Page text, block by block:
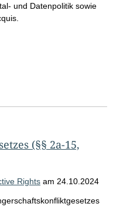
und Datenpolitik sowie
(§§ 2a-15,
Rights am 24.10.2024